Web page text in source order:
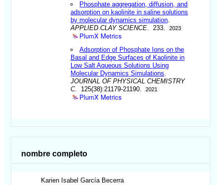
Phosphate aggregation, diffusion, and
adsorption on kaolinite in saline solutions
by molecular dynamics simulation.
APPLIED CLAY SCIENCE. 233. 2023
PlumX Metrics
Adsorption of Phosphate Ions on the
Basal and Edge Surfaces of Kaolinite in
Low Salt Aqueous Solutions Using
Molecular Dynamics Simulations.
JOURNAL OF PHYSICAL CHEMISTRY
C. 125(38):21179-21190. 2021
PlumX Metrics
nombre completo
Karien Isabel García Becerra